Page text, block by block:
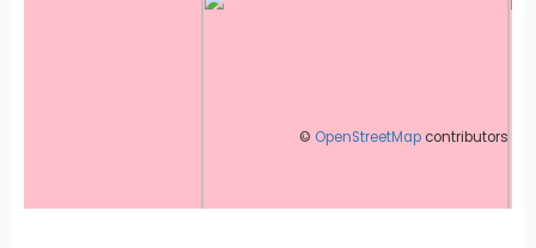
© OpenStreetMap contributors